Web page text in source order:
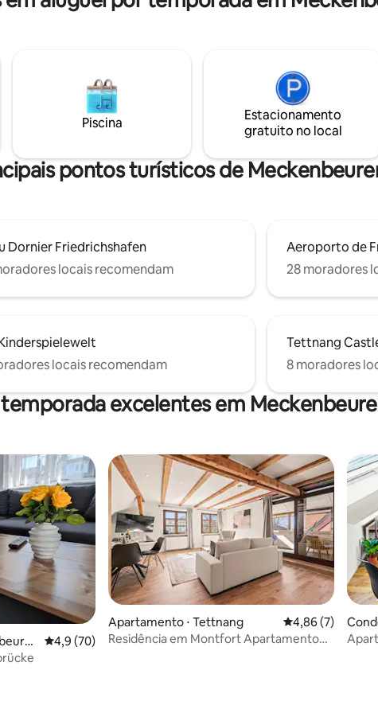
estimação, por favor!
com
self
Piscina
Estacionamento
gratuito no local
pontos turísticos de
Dornier Friedrichshafen
locais recomendam
Aeroporto de
28 moradores
locais recomendam
Tettnang
8 moradores
excelentes em
4,9 de uma avaliação média de 5, 70 avaliações
4,9 (70)
Apartamento ⋅ Tettnang 4,86 de uma
4,86 (7)
Residência em Montfort Apartamento